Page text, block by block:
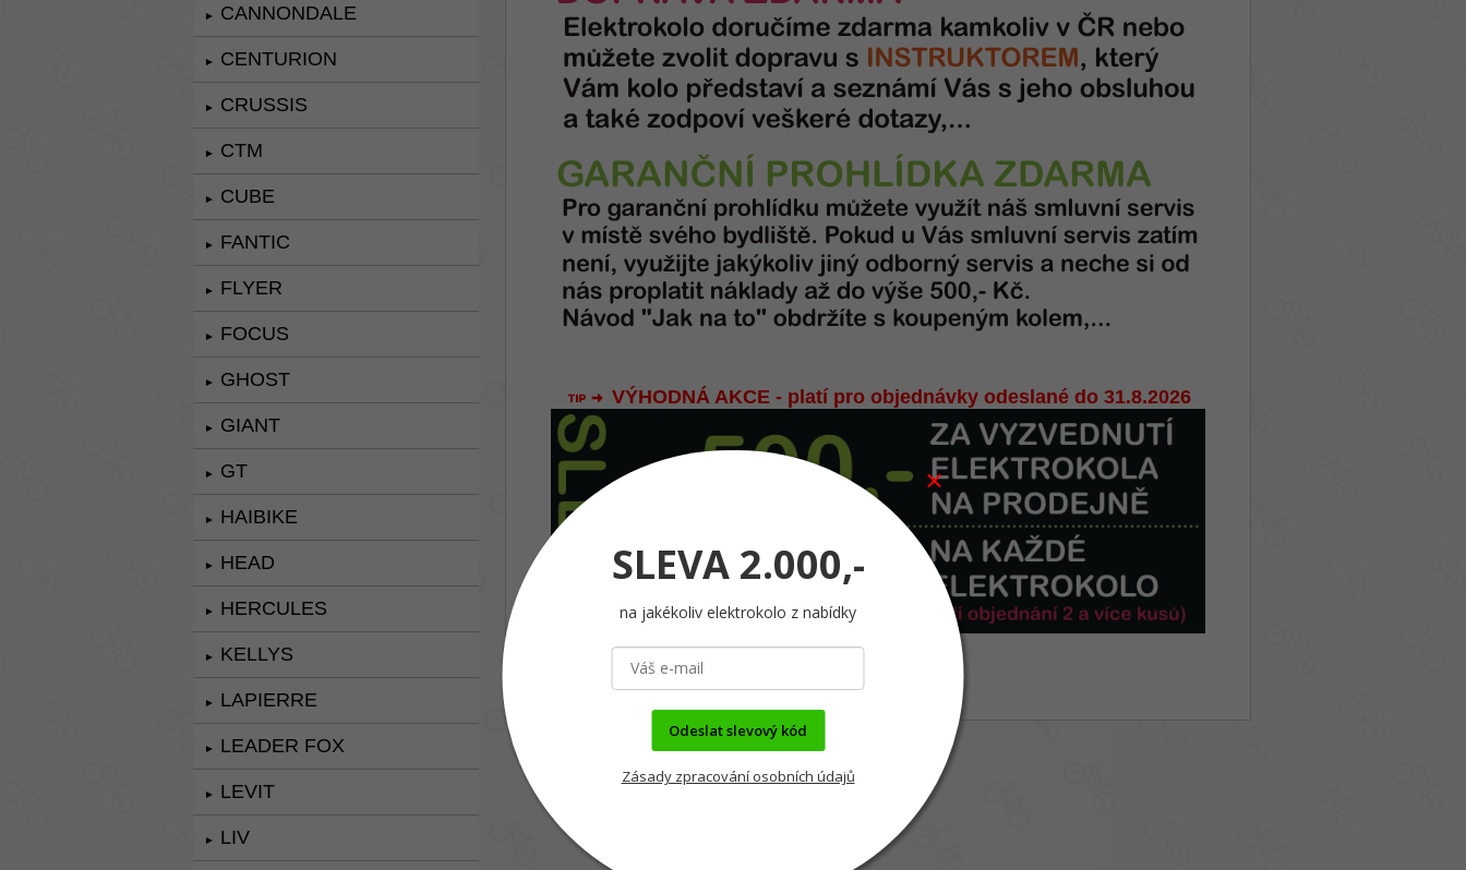
► CANNONDALE
► CENTURION
► CRUSSIS
► CTM
► CUBE
► FANTIC
► FLYER
► FOCUS
► GHOST
► GIANT
► GT
► HAIBIKE
► HEAD
► HERCULES
► KELLYS
► LAPIERRE
► LEADER FOX
► LEVIT
► LIV
VÝHODNÁ AKCE - platí pro objednávky odeslané do 31.8.2026
SLEVA 2.000,-
na jakékoliv elektrokolo z nabídky
Odeslat slevový kód
Zásady zpracování osobních údajů